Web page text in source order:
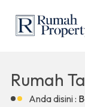
Rumah
Anda disini :